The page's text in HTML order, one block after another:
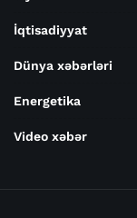
İqtisadiyyat
Dünya xəbərləri
Energetika
Video xəbər